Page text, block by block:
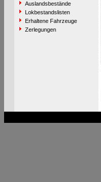
Auslandsbestände
Lokbestandslisten
Erhaltene Fahrzeuge
Zerlegungen